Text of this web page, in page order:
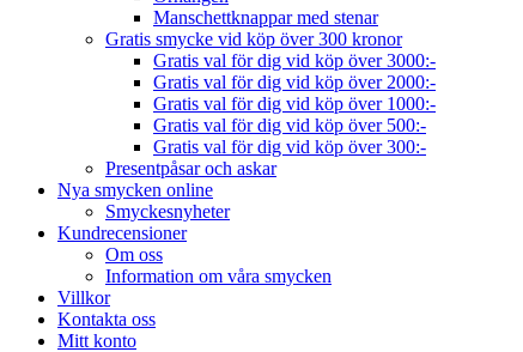
Manschettknappar med stenar
Gratis smycke vid köp över 300 kronor
Gratis val för dig vid köp över 3000:-
Gratis val för dig vid köp över 2000:-
Gratis val för dig vid köp över 1000:-
Gratis val för dig vid köp över 500:-
Gratis val för dig vid köp över 300:-
Presentpåsar och askar
Nya smycken online
Smyckesnyheter
Kundrecensioner
Om oss
Information om våra smycken
Villkor
Kontakta oss
Mitt konto